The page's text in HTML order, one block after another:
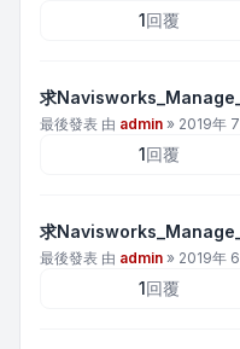
1回覆
求
最後發表 由 admin » 2019年
1回覆
求
最後發表 由 admin » 2019年
1回覆